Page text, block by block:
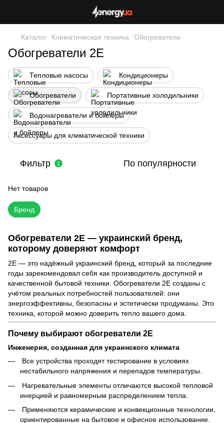
Каталог Климатическая техника Обогреватели
Обогреватели 2E
Тепловые насосы Кондиционеры
Обогреватели Портативные холодильники
Водонагреватели и бойлеры
Аксессуары для климатической техники
Фильтр 1 По популярности
Нет товаров
Обогреватели 2E — украинский бренд,
которому доверяют комфорт
2E — это надёжный украинский бренд, который за последние
годы зарекомендовал себя как производитель доступной и
качественной бытовой техники. Обогреватели 2E созданы с
учётом реальных потребностей пользователей: они
энергоэффективны, безопасны и эстетически продуманы. Это
техника, которой можно доверить тепло вашего дома.
Почему выбирают обогреватели 2E
Инженерия, созданная для украинского климата
Все устройства проходят тестирование в условиях
нестабильного напряжения и перепадов температуры.
Нагревательные элементы отличаются высокой тепловой
инерцией и равномерным распределением тепла.
Применяются керамические и конвекционные технологии,
ориентированные на бытовое и офисное использование.
Бренд